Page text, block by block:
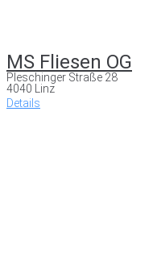
MS Fliesen OG
Pleschinger Straße 28
4040 Linz
Details